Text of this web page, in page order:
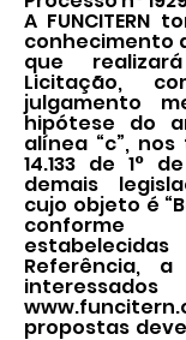
A FUNCITERN
conhecimento
que
Licitação,
julgamento
hipótese do
alínea “c”,
14.133 de 1°
demais
cujo objeto é
conforme
Referência,
propostas